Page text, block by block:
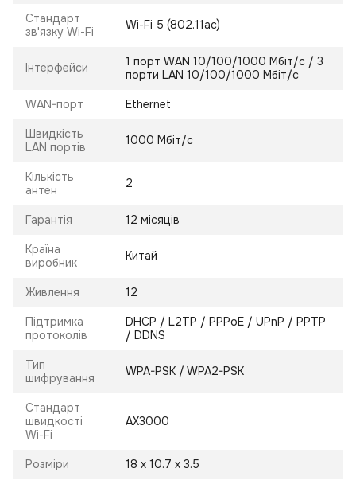
Стандарт
зв'язку Wi-Fi
Wi-Fi 5 (802.11ac)
Інтерфейси
1 порт WAN 10/100/1000 Мбіт/с / 3
порти LAN 10/100/1000 Мбіт/с
WAN-порт Ethernet
Швидкість
LAN портів
1000 Мбіт/с
Кількість
антен
2
Гарантія 12 місяців
Країна
виробник
Китай
Живлення 12
Підтримка
протоколів
DHCP / L2TP / PPPoE / UPnP / PPTP
/ DDNS
Тип
шифрування
WPA-PSK / WPA2-PSK
Стандарт
швидкості
Wi-Fi
AX3000
Розміри 18 x 10.7 x 3.5